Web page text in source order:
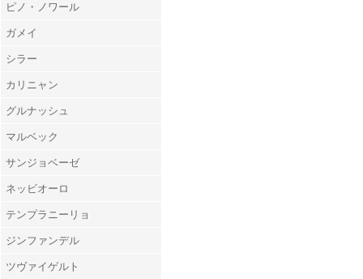
ピノ・ノワール
ガメイ
シラー
カリニャン
グルナッシュ
マルベック
サンジョベーゼ
ネッビオーロ
テンプラニーリョ
ジンファンデル
ツヴァイゲルト